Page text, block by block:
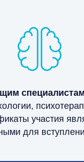
специалистам
участия
для